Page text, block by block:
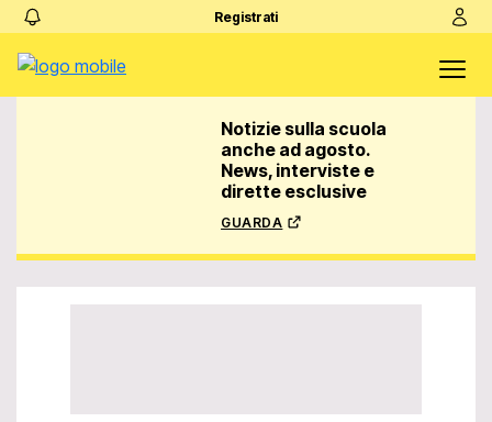
Registrati
Notizie sulla scuola
anche ad agosto.
News, interviste e
dirette esclusive
guarda